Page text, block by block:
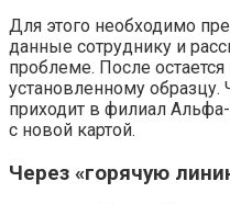
Для этого необходимо
данные сотруднику и
проблеме. После
установленному
приходит в филиал
с новой картой.
Через «горячую